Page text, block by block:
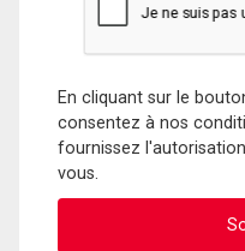
En cliquant sur le
consentez à nos
fournissez
vous.